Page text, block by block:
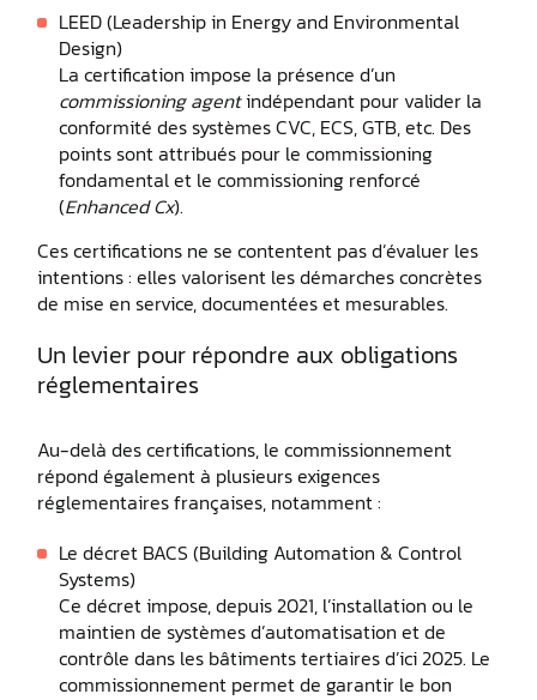
LEED (Leadership in Energy and Environmental
Design)
La certification impose la présence d’un
commissioning agentindépendant pour valider la
conformité des systèmes CVC, ECS, GTB, etc. Des
points sont attribués pour le commissioning
fondamental et le commissioning renforcé
(Enhanced Cx).
Ces certifications ne se contentent pas d’évaluer les
intentions : elles valorisent les démarches concrètes
de mise en service, documentées et mesurables.
Un levier pour répondre aux obligations
réglementaires
Au-delà des certifications, le commissionnement
répond également à plusieurs exigences
réglementaires françaises, notamment :
Le décret BACS (Building Automation & Control
Systems)
Ce décret impose, depuis 2021, l’installation ou le
maintien de systèmes d’automatisation et de
contrôle dans les bâtiments tertiaires d’ici 2025. Le
commissionnement permet de garantir le bon